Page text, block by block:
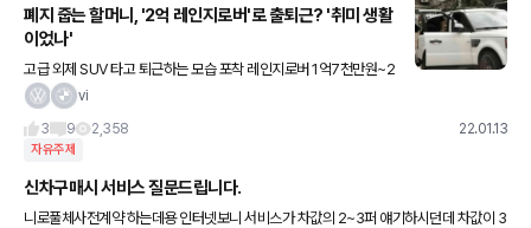
폐지 줍는 할머니, '2억 레인지로버'로 출퇴근? '취미 생활
이었나'
고급 외제 SUV 타고 퇴근하는 모습 포착 레인지로버 1억7천만원~2
억원대 해당 사진 / 사진 = 온라인 커뮤니티 캡처 폐지 줍는 노인이 고
vi
3
9 2,358 22.01.13
자유주제
신차구매시 서비스 질문드립니다.
니로풀체사전계약 하는데용 인터넷보니 서비스가 차값의 2~3퍼 얘기하시던데 차값이 3